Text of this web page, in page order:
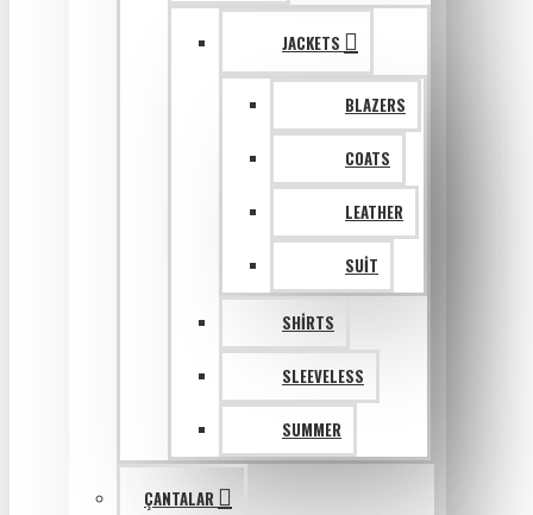
JACKETS
BLAZERS
COATS
LEATHER
SUIT
SHIRTS
SLEEVELESS
SUMMER
ÇANTALAR